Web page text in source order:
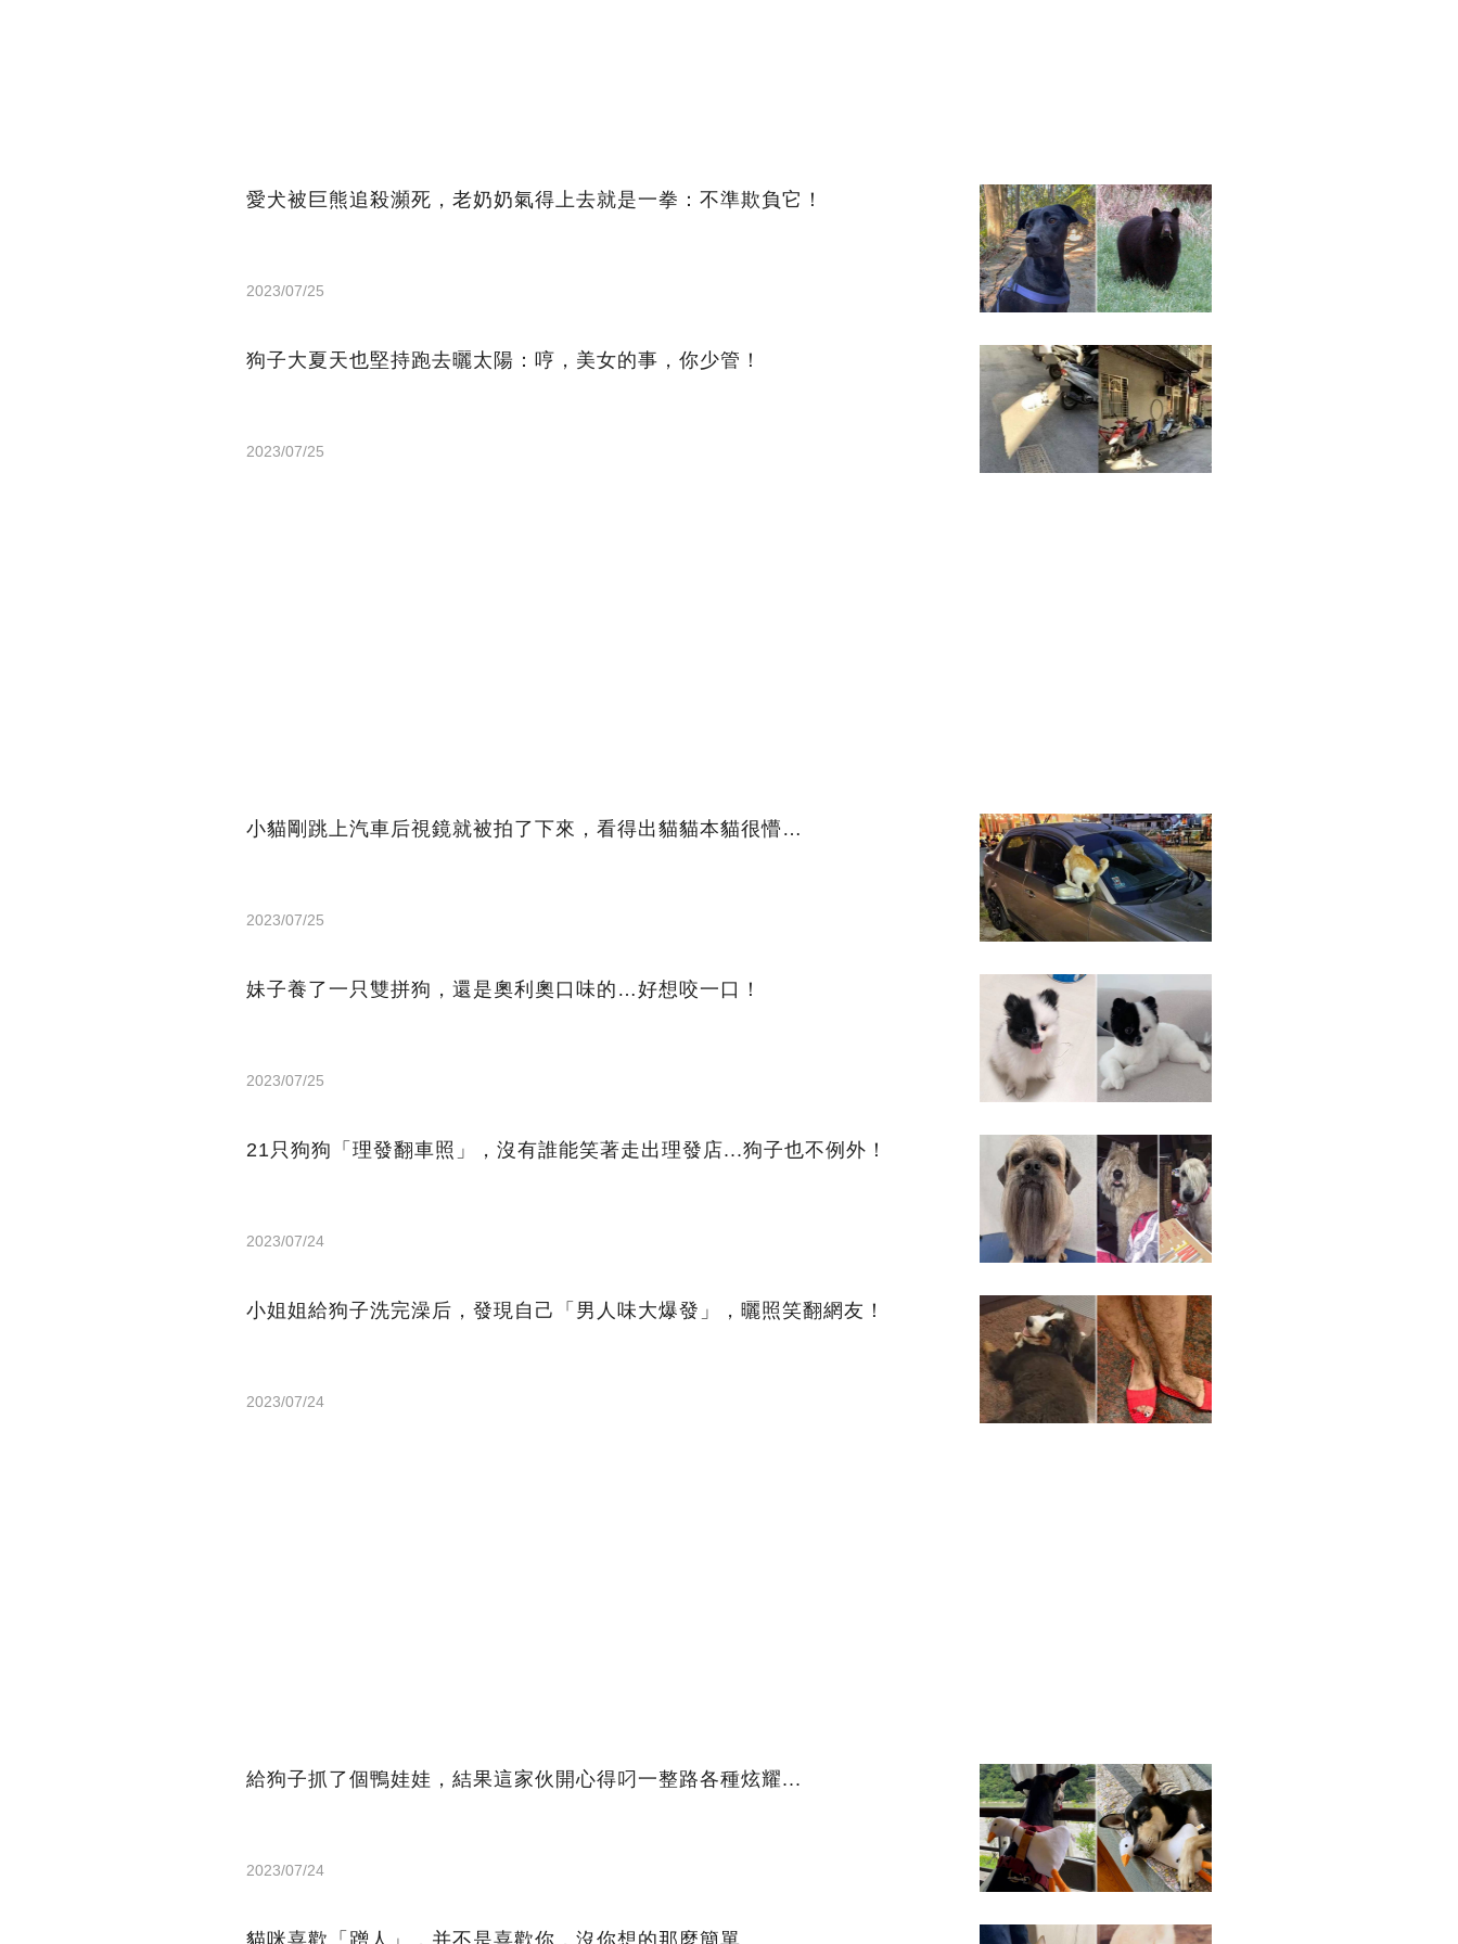
愛犬被巨熊追殺瀕死，老奶奶氣得上去就是一拳：不準欺負它！
2023/07/25
狗子大夏天也堅持跑去曬太陽：哼，美女的事，你少管！
2023/07/25
小貓剛跳上汽車后視鏡就被拍了下來，看得出貓貓本貓很懵…
2023/07/25
妹子養了一只雙拼狗，還是奧利奧口味的…好想咬一口！
2023/07/25
21只狗狗「理發翻車照」，沒有誰能笑著走出理發店...狗子也不例外！
2023/07/24
小姐姐給狗子洗完澡后，發現自己「男人味大爆發」，曬照笑翻網友！
2023/07/24
給狗子抓了個鴨娃娃，結果這家伙開心得叼一整路各種炫耀...
2023/07/24